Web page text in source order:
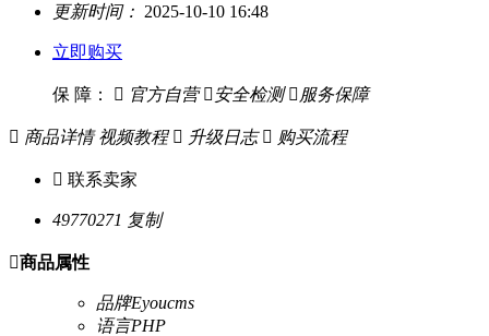
更新时间： 2025-10-10 16:48
立即购买
保 障：  官方自营  安全检测  服务保障
 商品详情 视频教程  升级日志  购买流程
 联系卖家
49770271 复制
商品属性
品牌Eyoucms
语言PHP